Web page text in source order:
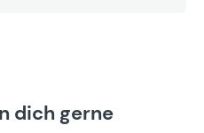
dich gerne